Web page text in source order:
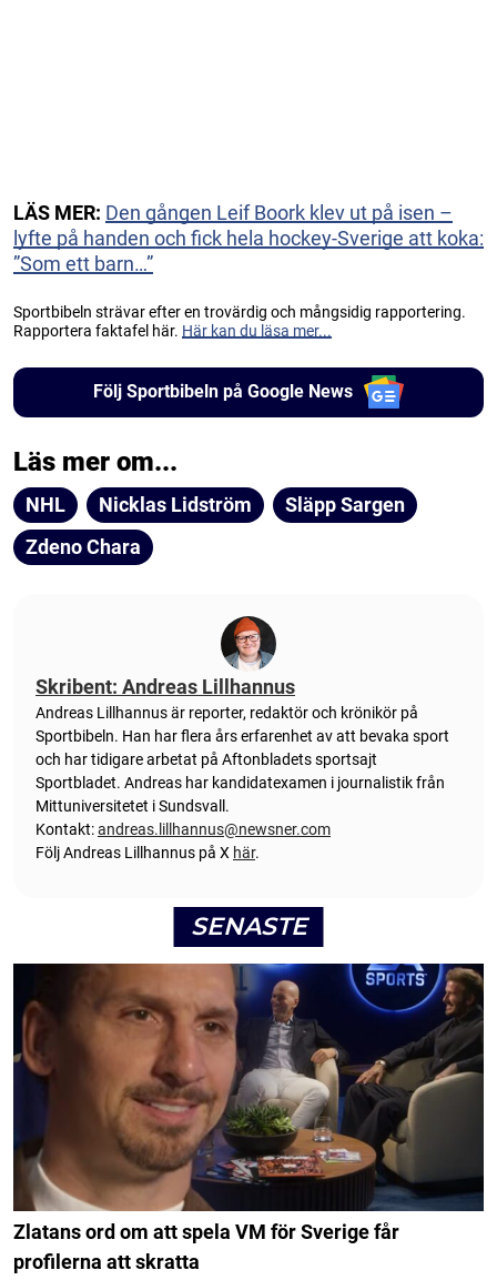
LÄS MER: Den gången Leif Boork klev ut på isen –
lyfte på handen och fick hela hockey-Sverige att koka:
”Som ett barn…”
Sportbibeln strävar efter en trovärdig och mångsidig rapportering.
Rapportera faktafel här. Här kan du läsa mer...
Följ Sportbibeln på Google News
Läs mer om...
NHL Nicklas Lidström
Släpp Sargen
Zdeno Chara
Skribent: Andreas Lillhannus
Andreas Lillhannus är reporter, redaktör och krönikör på
Sportbibeln. Han har flera års erfarenhet av att bevaka sport
och har tidigare arbetat på Aftonbladets sportsajt
Sportbladet. Andreas har kandidatexamen i journalistik från
Mittuniversitetet i Sundsvall.
Kontakt:andreas.lillhannus@newsner.com
Följ Andreas Lillhannus på X här.
SENASTE
Zlatans ord om att spela VM för Sverige får
profilerna att skratta